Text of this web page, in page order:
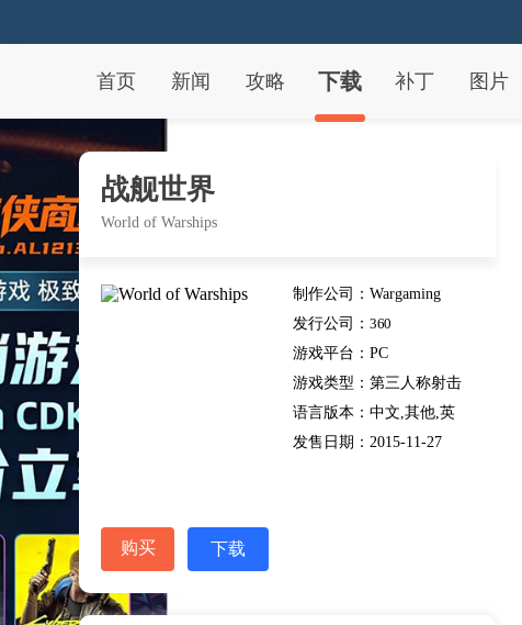
首页 新闻 攻略 下载 补丁 图片
战舰世界
World of Warships
制作公司： Wargaming
发行公司： 360
游戏平台： PC
游戏类型： 第三人称射击
TPS
语言版本： 中文,其他,英
文,日文
发售日期： 2015-11-27
购买 下载